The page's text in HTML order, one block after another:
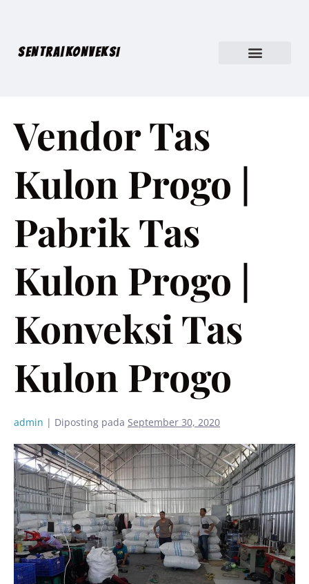
SENTRA|KONVEKSI
Vendor Tas
Kulon Progo |
Pabrik Tas
Kulon Progo |
Konveksi Tas
Kulon Progo
admin | Diposting pada September 30, 2020